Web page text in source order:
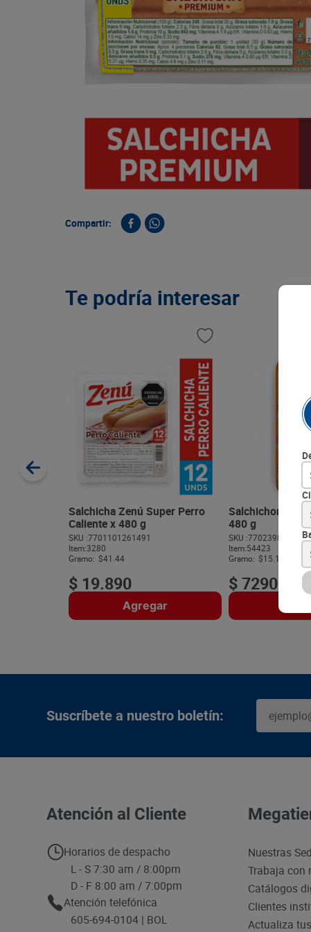
.
queso
10. papa
Compartir:
Te podría interesar
Salchicha Zenú Super Perro
Caliente x 480 g
SKU :7701101261491
Item:3280
Gramo: $41.44
$ 19.890
Agregar
Salchichon
480 g
SKU :7702398040547
Item:54423
Gramo: $15.19
$7290
Suscríbete a nuestro boletín:
Atención al Cliente
Horarios de despacho
L - S 7:30 am / 8:00pm
D - F 8:00 am / 7:00pm
Atención telefónica
605-694-0104 | BOL
Nuestras
Trabaja con
Catálogos
Clientes
Actualiza